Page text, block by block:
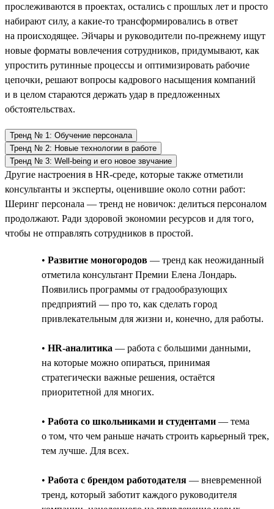
прослеживаются в проектах, остались с прошлых лет и просто
набирают силу, а какие-то трансформировались в ответ
на происходящее. Эйчары и руководители по-прежнему ищут
новые форматы вовлечения сотрудников, придумывают, как
упростить рутинные процессы и оптимизировать рабочие
цепочки, решают вопросы кадрового насыщения компаний
и в целом стараются держать удар в предложенных
обстоятельствах.
Тренд № 1: Обучение персонала
Тренд № 2: Новые технологии в работе
Тренд № 3: Well-being и его новое звучание
Другие настроения в HR-среде, которые также отметили
консультанты и эксперты, оценившие около сотни работ:
Шеринг персонала — тренд не новичок: делиться персоналом
продолжают. Ради здоровой экономии ресурсов и для того,
чтобы не отправлять сотрудников в простой.
• Развитие моногородов — тренд как неожиданный
отметила консультант Премии Елена Лондарь.
Появились программы от градообразующих
предприятий — про то, как сделать город
привлекательным для жизни и, конечно, для работы.
• HR-аналитика — работа с большими данными,
на которые можно опираться, принимая
стратегически важные решения, остаётся
приоритетной для многих.
• Работа со школьниками и студентами — тема
о том, что чем раньше начать строить карьерный трек,
тем лучше. Для всех.
• Работа с брендом работодателя — вневременной
тренд, который заботит каждого руководителя